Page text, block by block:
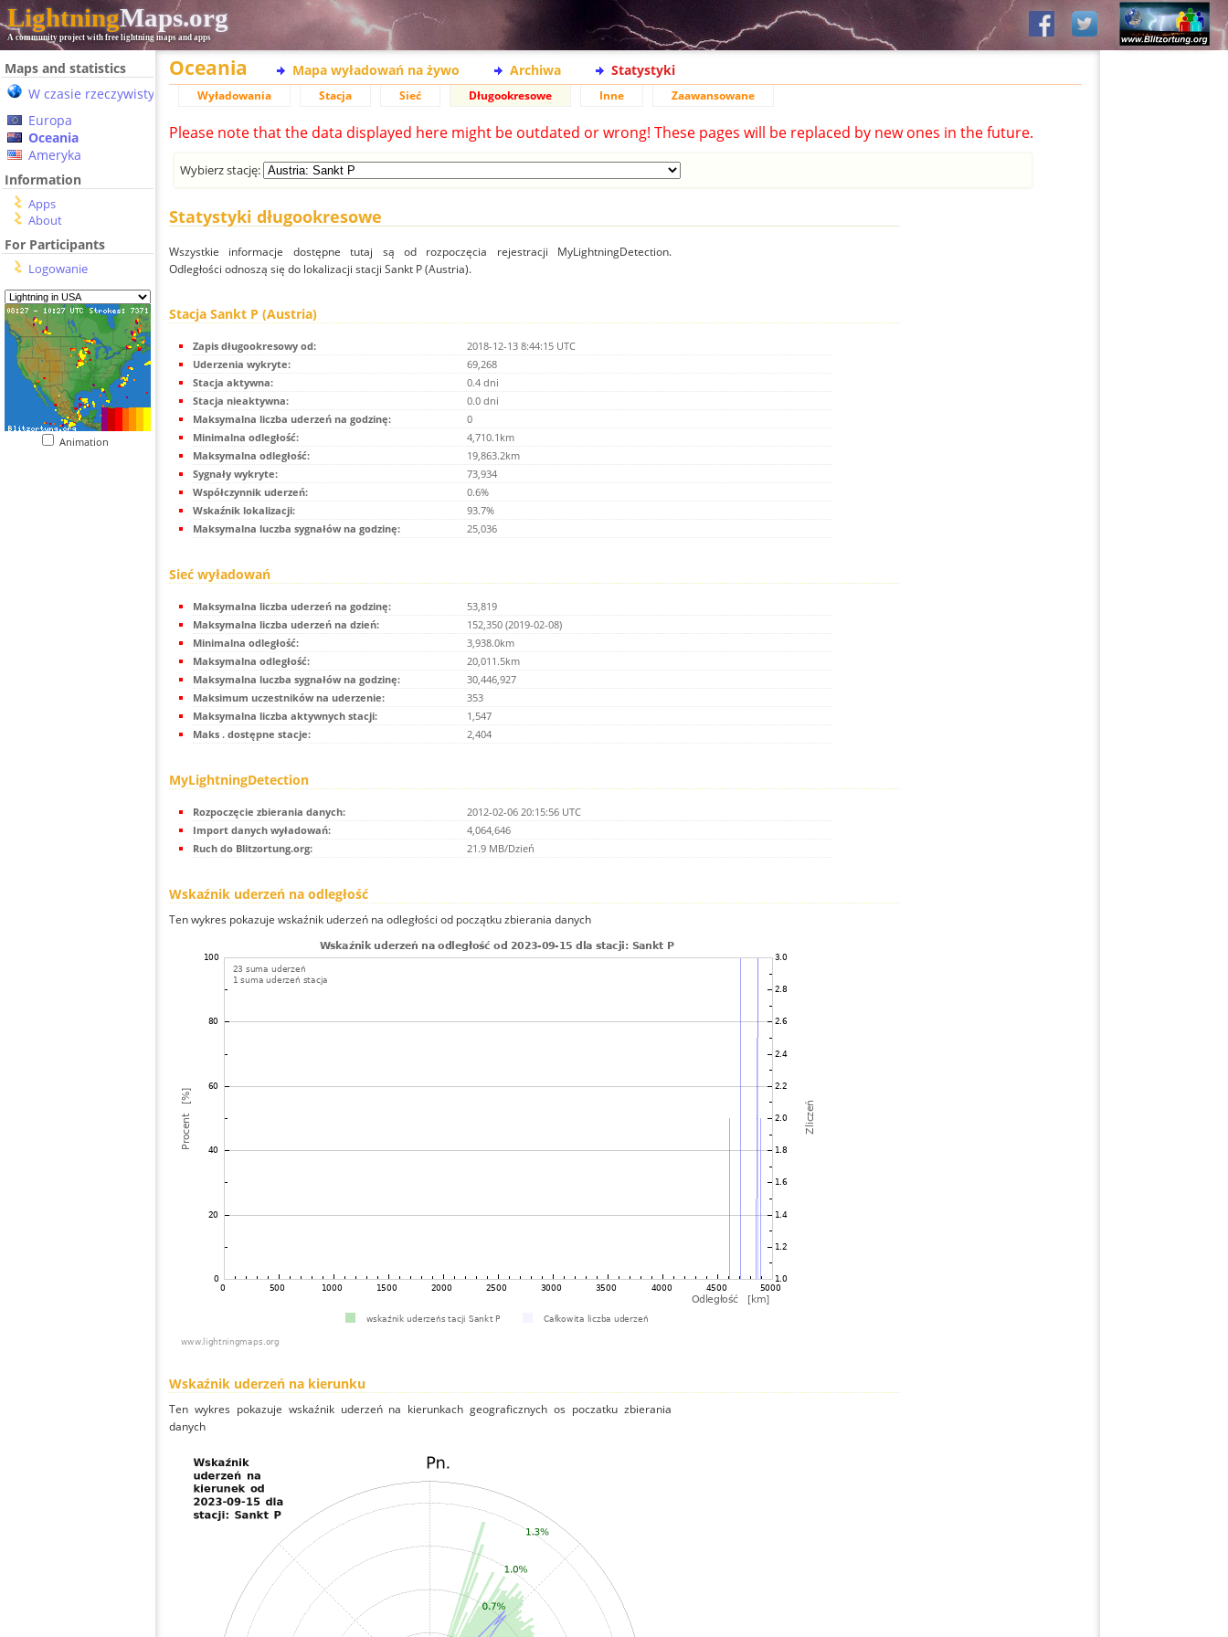
LightningMaps.org
A community project with free lightning maps and apps
Maps and statistics
W czasie rzeczywistym
Europa
Oceania
Ameryka
Information
Apps
About
For Participants
Logowanie
Animation
Oceania Mapa wyładowań na żywo Archiwa Statystyki
Wyładowania Stacja Sieć Długookresowe Inne Zaawansowane
Please note that the data displayed here might be outdated or wrong! These pages will be replaced by new ones in the future.
Wybierz stację:
Statystyki długookresowe
Wszystkie informacje dostępne tutaj są od rozpoczęcia rejestracji MyLightningDetection.
Odległości odnoszą się do lokalizacji stacji Sankt P (Austria).
Stacja Sankt P (Austria)
Zapis długookresowy od:
2018-12-13 8:44:15 UTC
Uderzenia wykryte:
69,268
Stacja aktywna:
0.4 dni
Stacja nieaktywna:
0.0 dni
Maksymalna liczba uderzeń na godzinę:
0
Minimalna odległość:
4,710.1km
Maksymalna odległość:
19,863.2km
Sygnały wykryte:
73,934
Współczynnik uderzeń:
0.6%
Wskaźnik lokalizacji:
93.7%
Maksymalna luczba sygnałów na godzinę:
25,036
Sieć wyładowań
Maksymalna liczba uderzeń na godzinę:
53,819
Maksymalna liczba uderzeń na dzień:
152,350 (2019-02-08)
Minimalna odległość:
3,938.0km
Maksymalna odległość:
20,011.5km
Maksymalna luczba sygnałów na godzinę:
30,446,927
Maksimum uczestników na uderzenie:
353
Maksymalna liczba aktywnych stacji:
1,547
Maks . dostępne stacje:
2,404
MyLightningDetection
Rozpoczęcie zbierania danych:
2012-02-06 20:15:56 UTC
Import danych wyładowań:
4,064,646
Ruch do Blitzortung.org:
21.9 MB/Dzień
Wskaźnik uderzeń na odległość
Ten wykres pokazuje wskaźnik uderzeń na odległości od początku zbierania danych
Wskaźnik uderzeń na kierunku
Ten wykres pokazuje wskaźnik uderzeń na kierunkach geograficznych os poczatku zbierania
danych